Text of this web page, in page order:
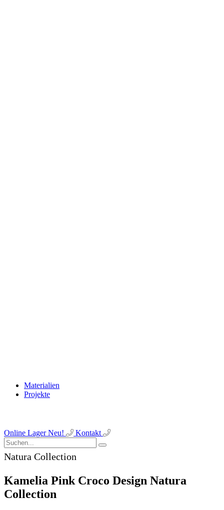
Materialien
Projekte
Online LagerNeu! Kontakt
Natura Collection
Kamelia Pink Croco Design Natura
Collection